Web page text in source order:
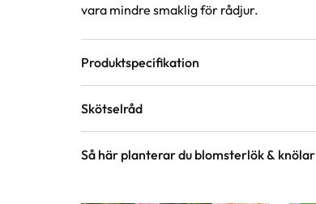
vara mindre smaklig för rådjur.
Produktspecifikation
Blomningstid
Förpackningsantal 1 st i förpackningen
Skötselråd
Läge Sol till halvskugga
Så här planterar du blomsterlök & knölar